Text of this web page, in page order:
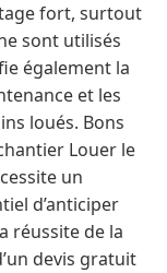
fort, surtout
sont utilisés
également la
et les
loués. Bons
Louer le
un
d’anticiper
réussite de la
devis gratuit